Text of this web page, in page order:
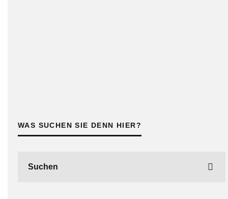
WAS SUCHEN SIE DENN HIER?